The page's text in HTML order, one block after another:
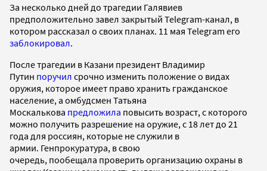
За несколько дней до трагедии Галявиев
предположительно завел закрытый Telegram-канал, в
котором рассказал о своих планах. 11 мая Telegram его
заблокировал.
После трагедии в Казани президент Владимир
Путин поручил срочно изменить положение о видах
оружия, которое имеет право хранить гражданское
население, а омбудсмен Татьяна
Москалькова предложила повысить возраст, с которого
можно получить разрешение на оружие, с 18 лет до 21
года для россиян, которые не служили в
армии. Генпрокуратура, в свою
очередь, пообещала проверить организацию охраны в